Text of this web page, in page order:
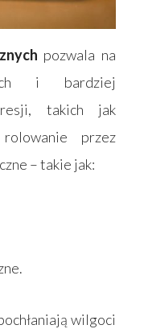
pozwala na
i bardziej
takich jak
przez
– takie jak:
wilgoci